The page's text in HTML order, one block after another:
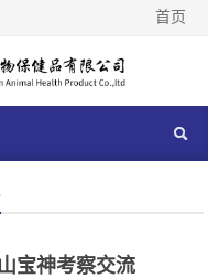
首页
宝神考察交流